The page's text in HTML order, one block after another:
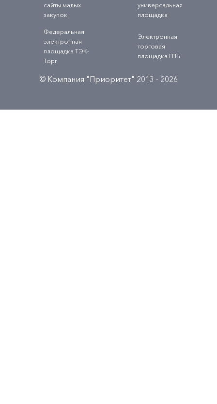
сайты малых
закупок
универсальная
площадка
Федеральная
электронная
площадка ТЭК-
Торг
Электронная
торговая
площадка ГПБ
© Компания "Приоритет" 2013 - 2026